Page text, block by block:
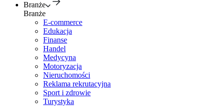
Branże
Branże
E-commerce
Edukacja
Finanse
Handel
Medycyna
Motoryzacja
Nieruchomości
Reklama rekrutacyjna
Sport i zdrowie
Turystyka